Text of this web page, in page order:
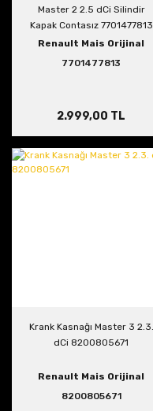
Master 2 2.5 dCi Silindir
Kapak Contasız 7701477813
Renault Mais Orijinal
7701477813
2.999,00 TL
Krank Kasnağı Master 3 2.3.
dCi 8200805671
Renault Mais Orijinal
8200805671